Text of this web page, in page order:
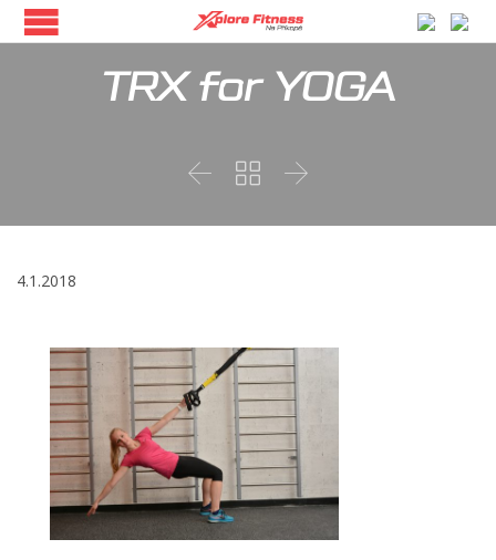
TRX for YOGA
  
4.1.2018